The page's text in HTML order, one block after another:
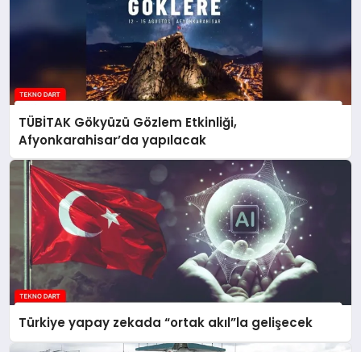
TÜBİTAK Gökyüzü Gözlem Etkinliği,
Afyonkarahisar’da yapılacak
Türkiye yapay zekada “ortak akıl”la gelişecek